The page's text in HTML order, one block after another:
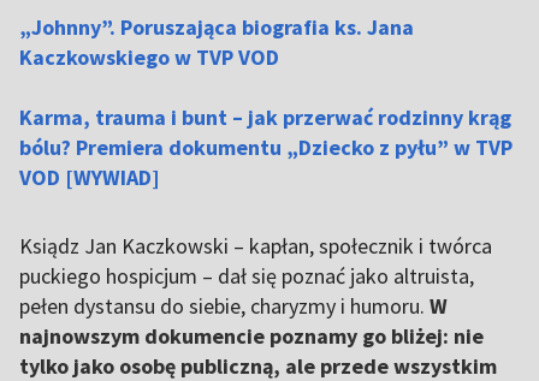
„Johnny”. Poruszająca biografia ks. Jana
Kaczkowskiego w TVP VOD
Karma, trauma i bunt – jak przerwać rodzinny krąg
bólu? Premiera dokumentu „Dziecko z pyłu” w TVP
VOD [WYWIAD]
Ksiądz Jan Kaczkowski – kapłan, społecznik i twórca
puckiego hospicjum – dał się poznać jako altruista,
pełen dystansu do siebie, charyzmy i humoru. W
najnowszym dokumencie poznamy go bliżej: nie
tylko jako osobę publiczną, ale przede wszystkim